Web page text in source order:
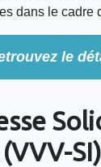
dans le cadre
le
SI)